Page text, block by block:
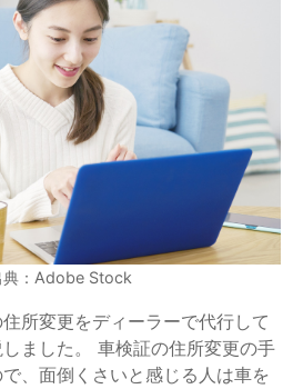
典：Adobe Stock
所変更をディーラーで代行して
ました。 車検証の住所変更の手
、面倒くさいと感じる人は車を